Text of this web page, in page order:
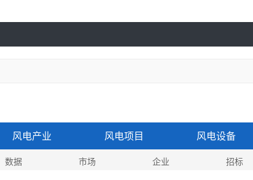
风电产业 风电项目 风电设备
数据 市场 企业 招标